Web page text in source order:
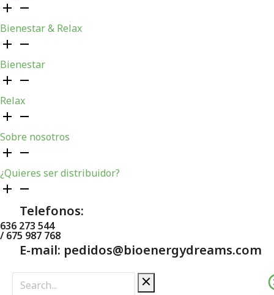
Bienestar & Relax
Bienestar
Relax
Sobre nosotros
¿Quieres ser distribuidor?
Telefonos:
636 273 544
/ 675 987 768
E-mail: pedidos@bioenergydreams.com